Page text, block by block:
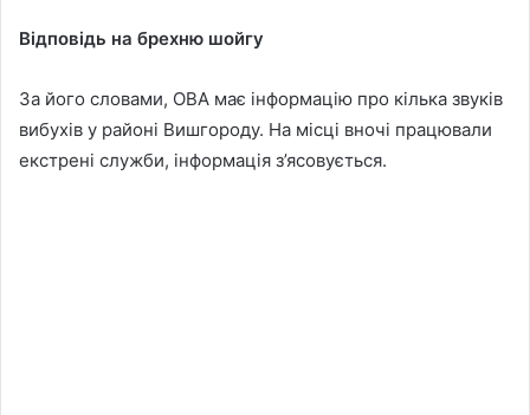
Відповідь на брехню шойгу
За його словами, ОВА має інформацію про кілька звуків
вибухів у районі Вишгороду. На місці вночі працювали
екстрені служби, інформація з’ясовується.